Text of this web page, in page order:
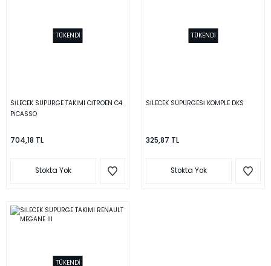
TÜKENDİ
SİLECEK SÜPÜRGE TAKIMI CİTROEN C4
PİCASSO
704,18 TL
Stokta Yok
TÜKENDİ
SİLECEK SÜPÜRGESİ KOMPLE DKS
325,87 TL
Stokta Yok
TÜKENDİ